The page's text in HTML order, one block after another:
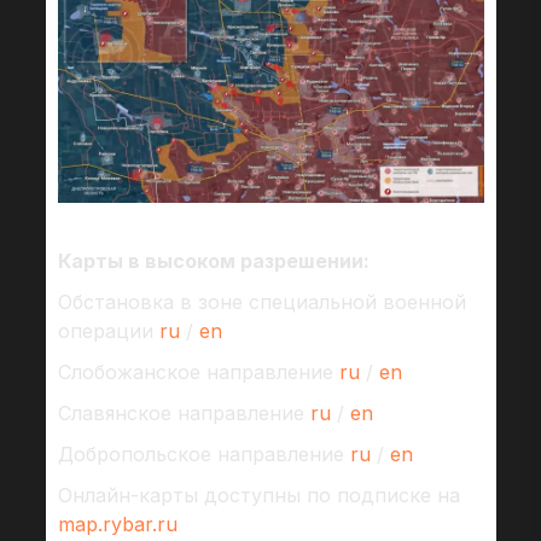
Карты в высоком разрешении:
Обстановка в зоне специальной военной
операции ru / en
Слобожанское направление ru / en
Славянское направление ru / en
Добропольское направление ru / en
Онлайн-карты доступны по подписке на
map.rybar.ru